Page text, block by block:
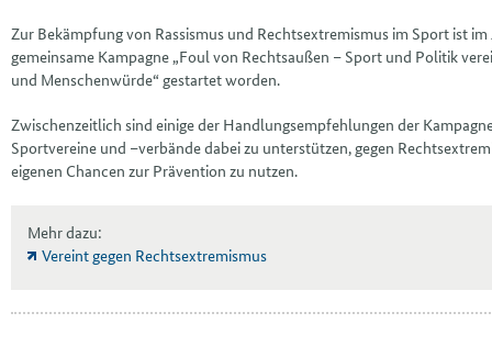
Zur Bekämpfung von Rassismus und Rechtsextremismus im Sport ist im
gemeinsame Kampagne „Foul von Rechtsaußen – Sport und Politik
und Menschenwürde“ gestartet worden.
Zwischenzeitlich sind einige der Handlungsempfehlungen der
Sportvereine und –verbände dabei zu unterstützen, gegen
eigenen Chancen zur Prävention zu nutzen.
Mehr dazu:
Vereint gegen Rechtsextremismus